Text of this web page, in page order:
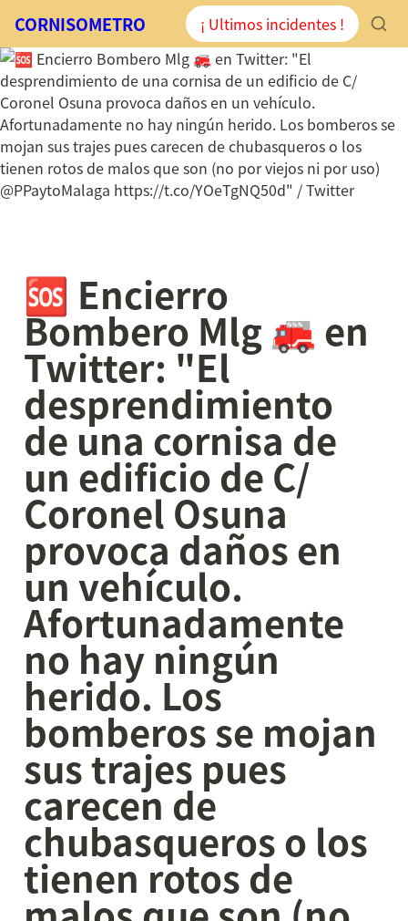
CORNISOMETRO ¡ Ultimos incidentes !
🆘 Encierro
Bombero Mlg 🚒 en
Twitter: "El
desprendimiento
de una cornisa de
un edificio de C/
Coronel Osuna
provoca daños en
un vehículo.
Afortunadamente
no hay ningún
herido. Los
bomberos se mojan
sus trajes pues
carecen de
chubasqueros o los
tienen rotos de